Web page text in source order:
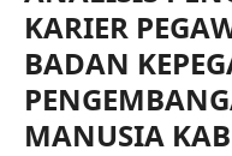
KARIER
BADAN
MANUSIA